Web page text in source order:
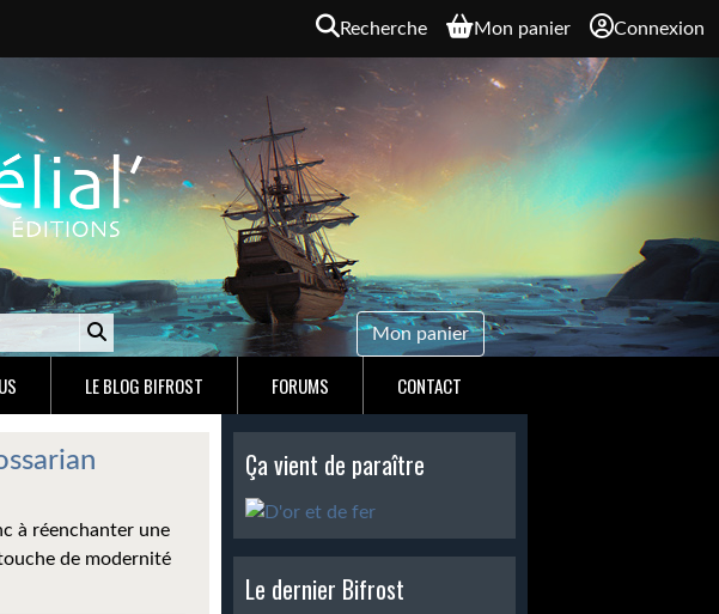
Recherche Mon panier Connexion
Mon panier
LE BLOG BIFROST FORUMS CONTACT
à réenchanter une
de modernité
Ça vient de paraître
Le dernier Bifrost